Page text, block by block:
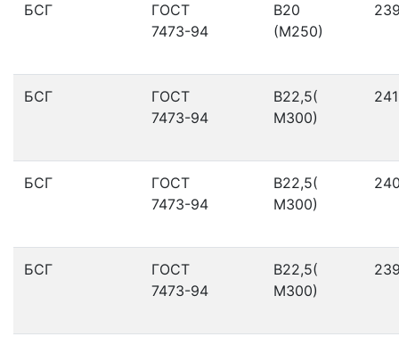
БСГ
ГОСТ
7473-94
В20
(М250)
БСГ
ГОСТ
7473-94
В22,5(
М300)
БСГ
ГОСТ
7473-94
В22,5(
М300)
БСГ
ГОСТ
7473-94
В22,5(
М300)